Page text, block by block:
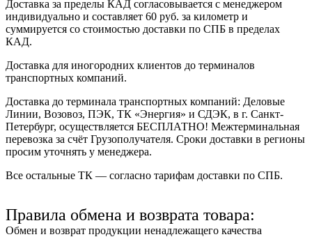
Доставка за пределы КАД согласовывается с менеджером
индивидуально и составляет 60 руб. за километр и
суммируется со стоимостью доставки по СПБ в пределах
КАД.
Доставка для иногородних клиентов до терминалов
транспортных компаний.
Доставка до терминала транспортных компаний: Деловые
Линии, Возовоз, ПЭК, ТК «Энергия» и СДЭК, в г. Санкт-
Петербург, осуществляется БЕСПЛАТНО! Межтерминальная
перевозка за счёт Грузополучателя. Сроки доставки в регионы
просим уточнять у менеджера.
Все остальные ТК — согласно тарифам доставки по СПБ.
Правила обмена и возврата товара:
Обмен и возврат продукции ненадлежащего качества